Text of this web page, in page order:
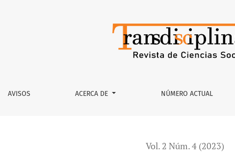
Acción Católica en Monterrey: una generación con carácter
AVISOS ACERCA DE NÚMERO ACTUAL
Vol. 2 Núm. 4 (2023)